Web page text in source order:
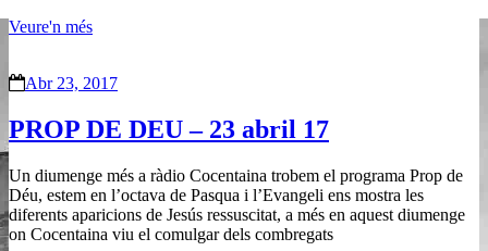
Veure'n més
Abr 23, 2017
PROP DE DEU – 23 abril 17
Un diumenge més a ràdio Cocentaina trobem el programa Prop de
Déu, estem en l’octava de Pasqua i l’Evangeli ens mostra les
diferents aparicions de Jesús ressuscitat, a més en aquest diumenge
on Cocentaina viu el comulgar dels combregats